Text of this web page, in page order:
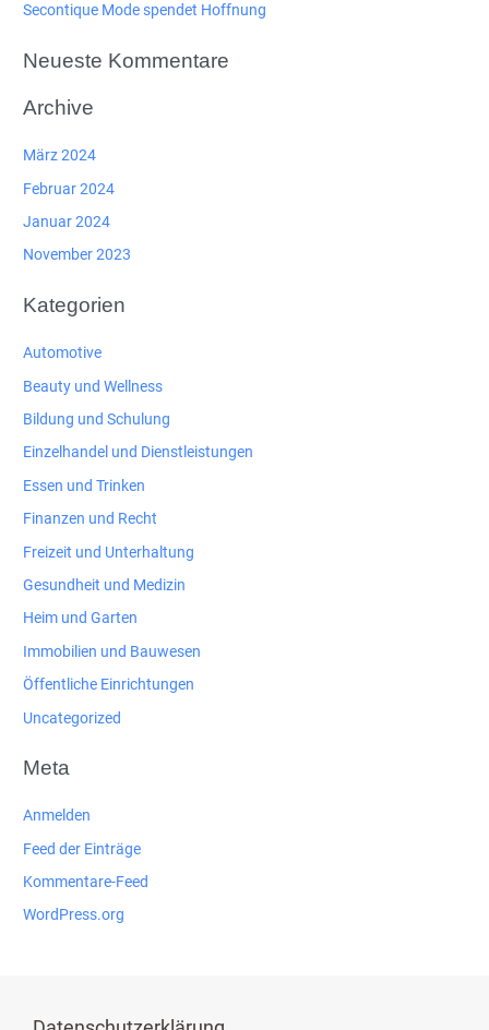
h
Secontique Mode spendet Hoffnung
Neueste Kommentare
Archive
März 2024
Februar 2024
Januar 2024
November 2023
Kategorien
Automotive
Beauty und Wellness
Bildung und Schulung
Einzelhandel und Dienstleistungen
Essen und Trinken
Finanzen und Recht
Freizeit und Unterhaltung
Gesundheit und Medizin
Heim und Garten
Immobilien und Bauwesen
Öffentliche Einrichtungen
Uncategorized
Meta
Anmelden
Feed der Einträge
Kommentare-Feed
WordPress.org